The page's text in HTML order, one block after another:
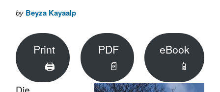
by Beyza Kayaalp
Print
🖨
PDF
📄
eBook
📱
Die